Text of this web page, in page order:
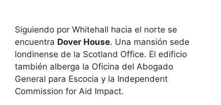
Siguiendo por Whitehall hacia el norte se
encuentra Dover House. Una mansión sede
londinense de la Scotland Office. El edificio
también alberga la Oficina del Abogado
General para Escocia y la Independent
Commission for Aid Impact.